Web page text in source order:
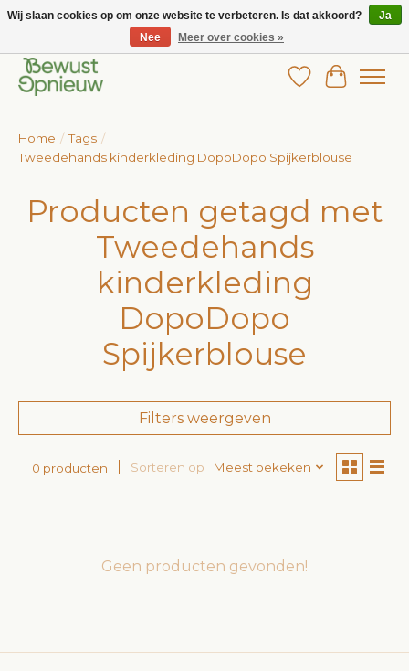
Wij bieden het grootste aanbod in betaalbare kinderkleding!
Verlanglijst
Home / Tags /
Tweedehands kinderkleding DopoDopo Spijkerblouse
Producten getagd met
Tweedehands
kinderkleding
DopoDopo
Spijkerblouse
Filters weergeven
0 producten Sorteren op Meest bekeken
Geen producten gevonden!
Wij slaan cookies op om onze website te verbeteren. Is dat akkoord?
Ja
Nee
Meer over cookies »